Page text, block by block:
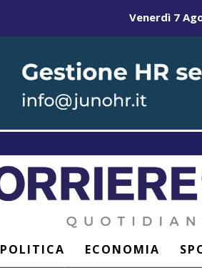
Venerdì 7
POLITICA ECONOMIA